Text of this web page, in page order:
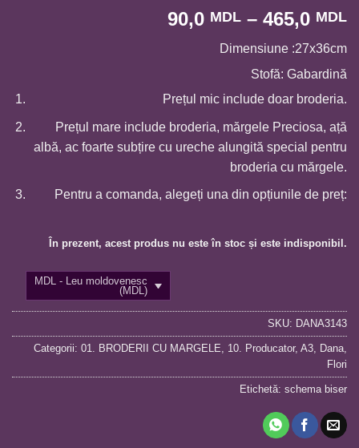
90,0 MDL – 465,0 MDL
Dimensiune :27x36cm
Stofă: Gabardină
Prețul mic include doar broderia.
Prețul mare include broderia, mărgele Preciosa, ață
albă, ac foarte subțire cu ureche alungită special pentru
broderia cu mărgele.
Pentru a comanda, alegeți una din opțiunile de preț:
În prezent, acest produs nu este în stoc și este indisponibil.
MDL - Leu moldovenesc
(MDL)
SKU: DANA3143
Categorii: 01. BRODERII CU MARGELE, 10. Producator, A3, Dana,
Flori
Etichetă: schema biser